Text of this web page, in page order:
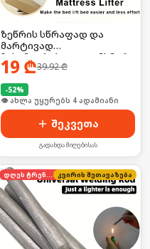
ზეწრის სწრაფად და
მარტივად
ჩასამაგრებელი დამხმარე
19 ₾39.92₾
-52%
🛒 ბოლო 24სთ-ში იყიდა 6-მა
შეკვეთა
გადახდა მიღებისას
დღეს ტრენდში კვირის შეთავაზება